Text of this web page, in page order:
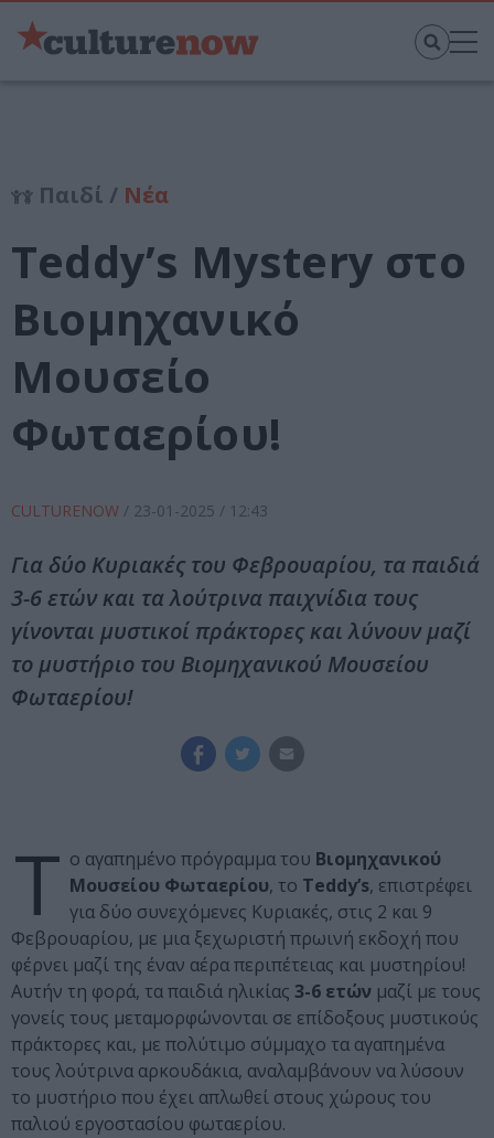
Παιδί / Νέα
Teddy’s Mystery στο
Βιομηχανικό
Μουσείο
Φωταερίου!
CULTURENOW / 23-01-2025 / 12:43
Για δύο Κυριακές του Φεβρουαρίου, τα παιδιά
3-6 ετών και τα λούτρινα παιχνίδια τους
γίνονται μυστικοί πράκτορες και λύνουν μαζί
το μυστήριο του Βιομηχανικού Μουσείου
Φωταερίου!
Τ ο αγαπημένο πρόγραμμα του Βιομηχανικού
Μουσείου Φωταερίου, το Teddy’s, επιστρέφει
για δύο συνεχόμενες Κυριακές, στις 2 και 9
Φεβρουαρίου, με μια ξεχωριστή πρωινή εκδοχή που
φέρνει μαζί της έναν αέρα περιπέτειας και μυστηρίου!
Αυτήν τη φορά, τα παιδιά ηλικίας 3-6 ετών μαζί με τους
γονείς τους μεταμορφώνονται σε επίδοξους μυστικούς
πράκτορες και, με πολύτιμο σύμμαχο τα αγαπημένα
τους λούτρινα αρκουδάκια, αναλαμβάνουν να λύσουν
το μυστήριο που έχει απλωθεί στους χώρους του
παλιού εργοστασίου φωταερίου.